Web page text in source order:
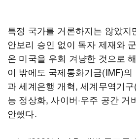
특정 국가를 거론하지는 않았지
안보리 승인 없이 독자 제재와
온 미국을 우회 겨냥한 것으로
이 밖에도 국제통화기금(IMF)
과 세계은행 개혁, 세계무역기
능 정상화, 사이버·우주 공간 거
안했다.